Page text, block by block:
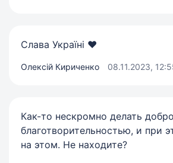
Слава Україні ❤️
Олексій Кириченко 08.11.2023,
Как-то нескромно делать
благотворительностью, и при
на этом. Не находите?